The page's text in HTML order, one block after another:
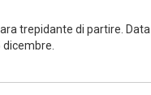
trepidante di partire. Data
dicembre.